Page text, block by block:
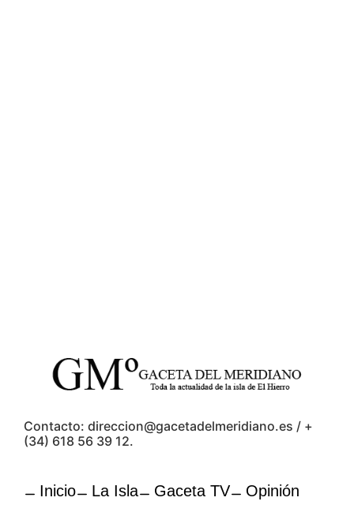
Contacto: direccion@gacetadelmeridiano.es / +
(34) 618 56 39 12.
Inicio La Isla Gaceta TV
Opinión